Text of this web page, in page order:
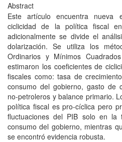
Abstract
Este artículo encuentra nueva
ciclicidad de la política fiscal
adicionalmente se divide el
dolarización. Se utiliza los
Ordinarios y Mínimos
estimaron los coeficientes de
fiscales como: tasa de
consumo del gobierno, gasto de
no-petroleros y balance primario.
política fiscal es pro-cíclica pero
fluctuaciones del PIB solo en la
consumo del gobierno, mientras
se encontró evidencia robusta.